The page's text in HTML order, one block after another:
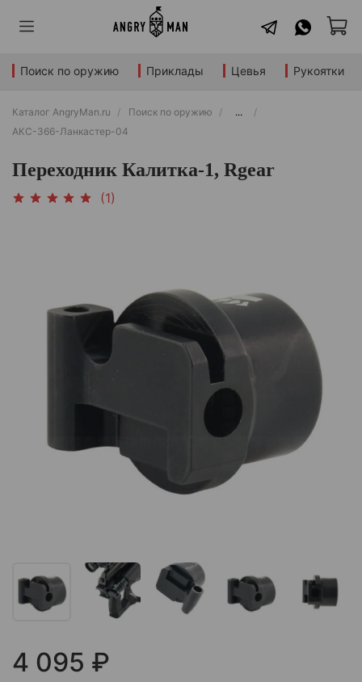
Поиск по оружию Приклады Цевья Рукоятки
Каталог AngryMan.ru Поиск по оружию
...
АКС-366-Ланкастер-04
Переходник Калитка-1, Rgear
(1)
4 095 ₽